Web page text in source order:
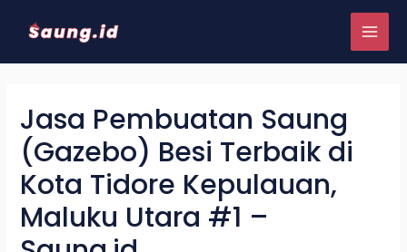
Jasa Pembuatan Saung
(Gazebo) Besi Terbaik di
Kota Tidore Kepulauan,
Maluku Utara #1 –